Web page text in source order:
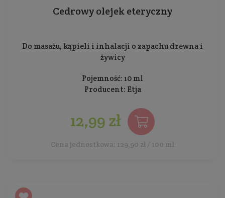
Cedrowy olejek eteryczny
Do masażu, kąpieli i inhalacji o zapachu drewna i
żywicy
Pojemność: 10 ml
Producent: Etja
12,99 zł
Cena jednostkowa: 129,90 zł / 100 ml